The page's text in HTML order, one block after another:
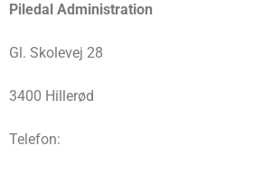
Piledal Administration
Gl. Skolevej 28
3400 Hillerød
Telefon: